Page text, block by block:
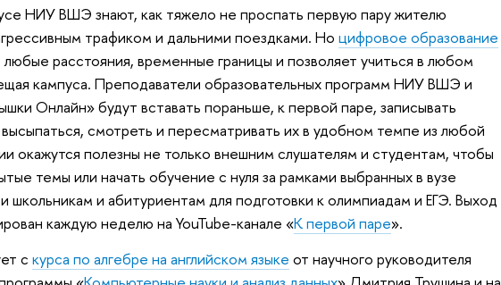
НИУ ВШЭ знают, как тяжело не проспать первую пару жителю
трафиком и дальними поездками. Но цифровое образование
любые расстояния, временные границы и позволяет учиться в любом
кампуса. Преподаватели образовательных программ НИУ ВШЭ и
Онлайн» будут вставать пораньше, к первой паре, записывать
смотреть и пересматривать их в удобном темпе из любой
окажутся полезны не только внешним слушателям и студентам, чтобы
темы или начать обучение с нуля за рамками выбранных в вузе
школьникам и абитуриентам для подготовки к олимпиадам и ЕГЭ. Выход
каждую неделю на YouTube-канале «К первой паре».
с курса по алгебре на английском языке от научного руководителя